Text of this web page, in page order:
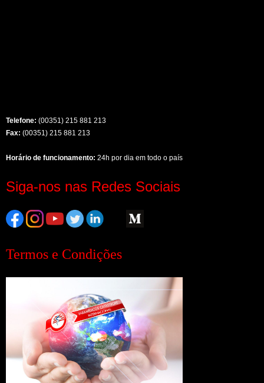
Telefone: (00351) 215 881 213
Fax: (00351) 215 881 213
Horário de funcionamento: 24h por dia em todo o país
Siga-nos nas Redes Sociais
Termos e Condições